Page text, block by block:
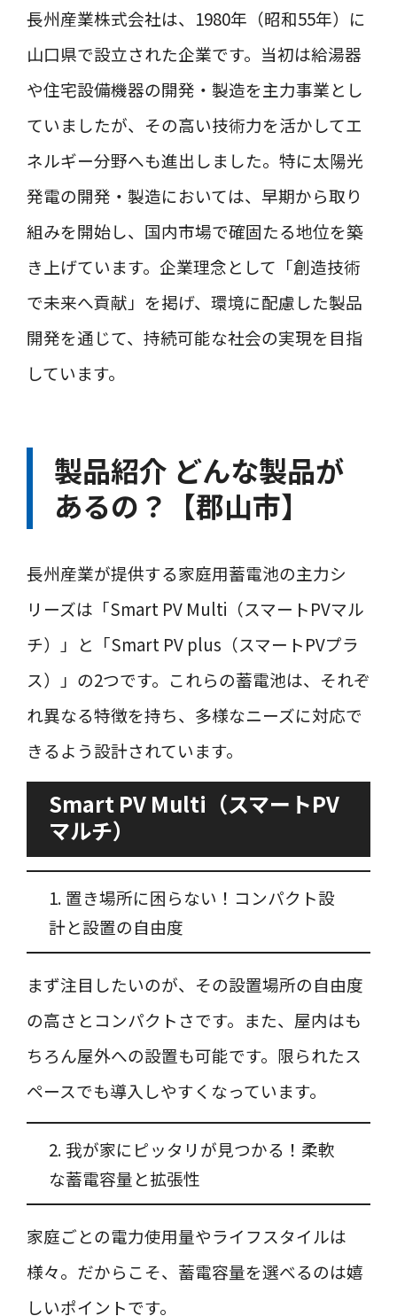
長州産業株式会社は、1980年（昭和55年）に
山口県で設立された企業です。当初は給湯器
や住宅設備機器の開発・製造を主力事業とし
ていましたが、その高い技術力を活かしてエ
ネルギー分野へも進出しました。特に太陽光
発電の開発・製造においては、早期から取り
組みを開始し、国内市場で確固たる地位を築
き上げています。企業理念として「創造技術
で未来へ貢献」を掲げ、環境に配慮した製品
開発を通じて、持続可能な社会の実現を目指
しています。
製品紹介 どんな製品が
あるの？【郡山市】
長州産業が提供する家庭用蓄電池の主力シ
リーズは「Smart PV Multi（スマートPVマル
チ）」と「Smart PV plus（スマートPVプラ
ス）」の2つです。これらの蓄電池は、それぞ
れ異なる特徴を持ち、多様なニーズに対応で
きるよう設計されています。
Smart PV Multi（スマートPV
マルチ）
1. 置き場所に困らない！コンパクト設
計と設置の自由度
まず注目したいのが、その設置場所の自由度
の高さとコンパクトさです。また、屋内はも
ちろん屋外への設置も可能です。限られたス
ペースでも導入しやすくなっています。
2. 我が家にピッタリが見つかる！柔軟
な蓄電容量と拡張性
家庭ごとの電力使用量やライフスタイルは
様々。だからこそ、蓄電容量を選べるのは嬉
しいポイントです。